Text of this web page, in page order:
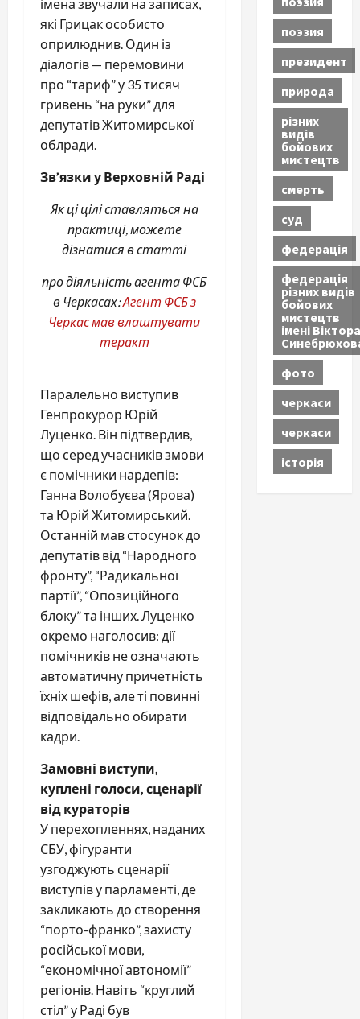
імена звучали на записах,
які Грицак особисто
оприлюднив. Один із
діалогів — перемовини
про “тариф” у 35 тисяч
гривень “на руки” для
депутатів Житомирської
облради.
Зв’язки у Верховній Раді
Як ці цілі ставляться на
практиці, можете
дізнатися в статті
про діяльність агента ФСБ
в Черкасах:Агент ФСБ з
Черкас мав влаштувати
теракт
Паралельно виступив
Генпрокурор Юрій
Луценко. Він підтвердив,
що серед учасників змови
є помічники нардепів:
Ганна Волобуєва (Ярова)
та Юрій Житомирський.
Останній мав стосунок до
депутатів від “Народного
фронту”, “Радикальної
партії”, “Опозиційного
блоку” та інших. Луценко
окремо наголосив: дії
помічників не означають
автоматичну причетність
їхніх шефів, але ті повинні
відповідально обирати
кадри.
Замовні виступи,
куплені голоси, сценарії
від кураторів
У перехопленнях, наданих
СБУ, фігуранти
узгоджують сценарії
виступів у парламенті, де
закликають до створення
“порто-франко”, захисту
російської мови,
“економічної автономії”
регіонів. Навіть “круглий
стіл” у Раді був
поэзия
президент
природа
різних
видів
бойових
мистецтв
смерть
суд
федерація
федерація
різних видів
бойових
мистецтв
імені Віктора
фото
черкаси
черкаси
історія